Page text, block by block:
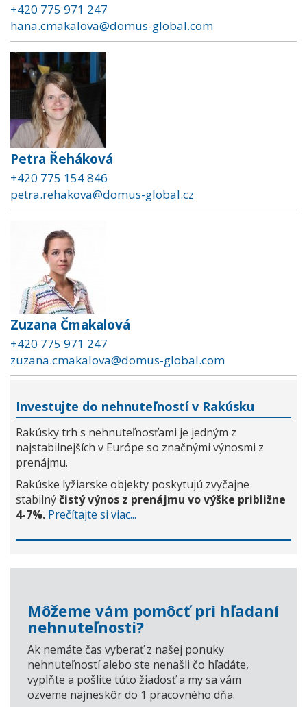
+420 775 971 247
hana.cmakalova@domus-global.com
Petra Řeháková
+420 775 154 846
petra.rehakova@domus-global.cz
Zuzana Čmakalová
+420 775 971 247
zuzana.cmakalova@domus-global.com
Investujte do nehnuteľností v Rakúsku
Rakúsky trh s nehnuteľnosťami je jedným z
najstabilnejších v Európe so značnými výnosmi z
prenájmu.
Rakúske lyžiarske objekty poskytujú zvyčajne
stabilnýčistý výnos z prenájmu vo výške približne
4-7%. Prečítajte si viac...
Môžeme vám pomôcť pri hľadaní
nehnuteľnosti?
Ak nemáte čas vyberať z našej ponuky
nehnuteľností alebo ste nenašli čo hľadáte,
vyplňte a pošlite túto žiadosť a my sa vám
ozveme najneskôr do 1 pracovného dňa.